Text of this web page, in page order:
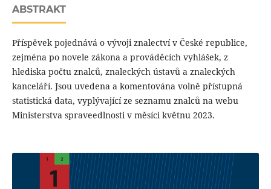
ABSTRAKT
Příspěvek pojednává o vývoji znalectví v České republice,
zejména po novele zákona a prováděcích vyhlášek, z
hlediska počtu znalců, znaleckých ústavů a znaleckých
kanceláří. Jsou uvedena a komentována volně přístupná
statistická data, vyplývající ze seznamu znalců na webu
Ministerstva spraveedlnosti v měsíci květnu 2023.